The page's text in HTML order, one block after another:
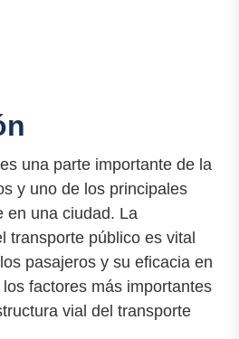
una parte importante de la
y uno de los principales
en una ciudad. La
transporte público es vital
pasajeros y su eficacia en
factores más importantes
vial del transporte